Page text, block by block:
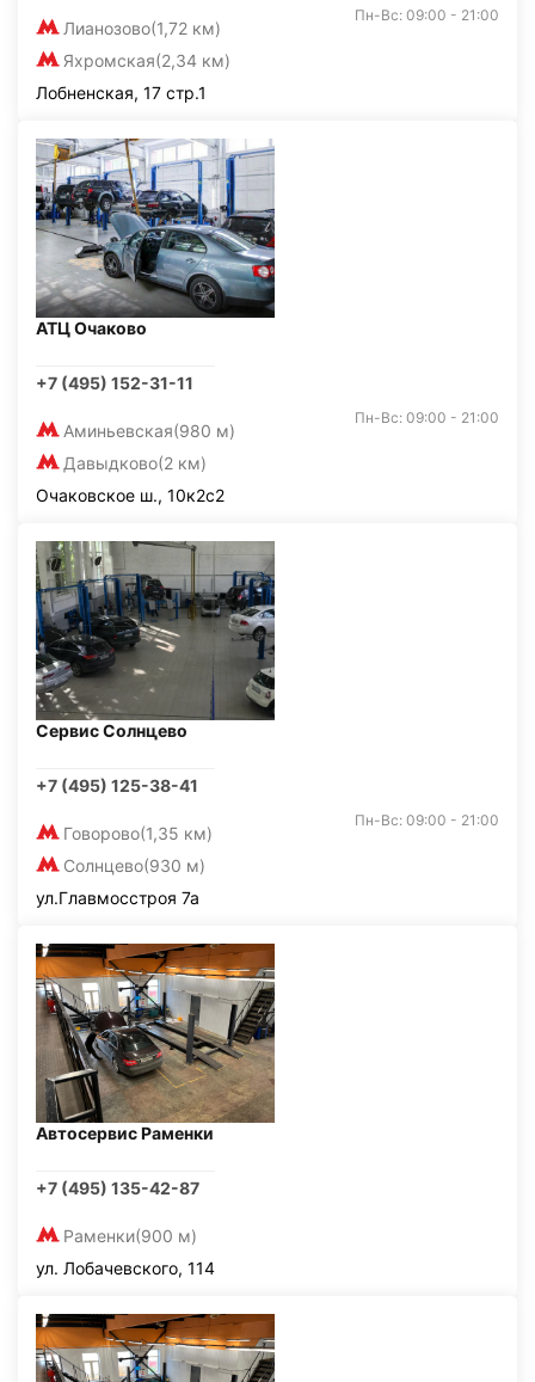
Лианозово(1,72 км)
Яхромская(2,34 км)
Пн-Вс: 09:00 - 21:00
Лобненская, 17 стр.1
АТЦ Очаково
+7 (495) 152-31-11
Аминьевская(980 м)
Давыдково(2 км)
Пн-Вс: 09:00 - 21:00
Очаковское ш., 10к2с2
Сервис Солнцево
+7 (495) 125-38-41
Говорово(1,35 км)
Солнцево(930 м)
Пн-Вс: 09:00 - 21:00
ул.Главмосстроя 7а
Автосервис Раменки
+7 (495) 135-42-87
Раменки(900 м)
ул. Лобачевского, 114